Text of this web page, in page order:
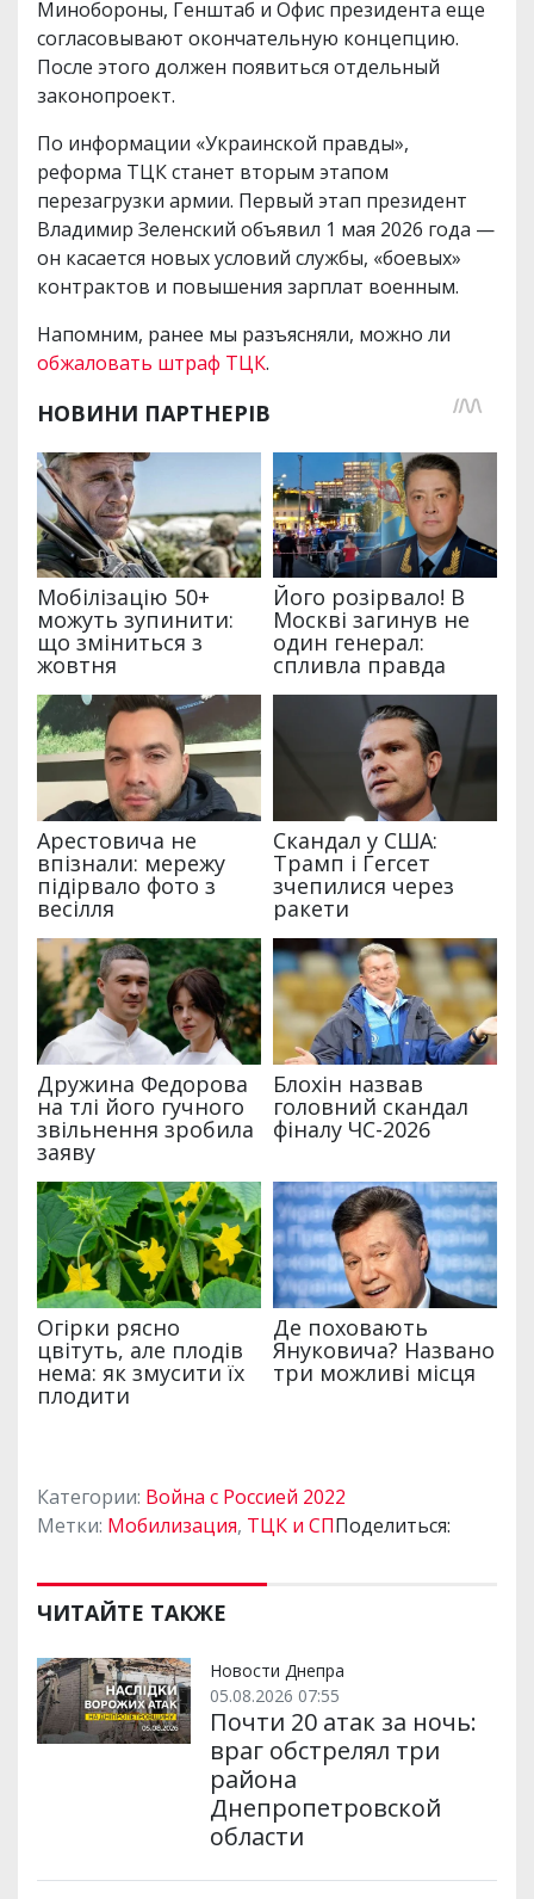
Минобороны, Генштаб и Офис президента еще
согласовывают окончательную концепцию.
После этого должен появиться отдельный
законопроект.
По информации «Украинской правды»,
реформа ТЦК станет вторым этапом
перезагрузки армии. Первый этап президент
Владимир Зеленский объявил 1 мая 2026 года —
он касается новых условий службы, «боевых»
контрактов и повышения зарплат военным.
Напомним, ранее мы разъясняли, можно ли
обжаловать штраф ТЦК.
Категории: Война с Россией 2022
Метки: Мобилизация, ТЦК и СППоделиться:
ЧИТАЙТЕ ТАКЖЕ
Новости Днепра
05.08.2026 07:55
Почти 20 атак за ночь:
враг обстрелял три
района
Днепропетровской
области